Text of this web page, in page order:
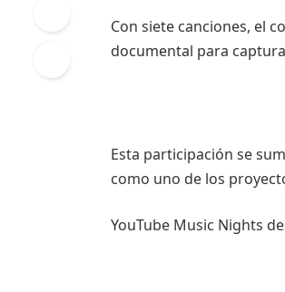
Con siete canciones, el
documental para
Esta participación se
como uno de los
YouTube Music Nights